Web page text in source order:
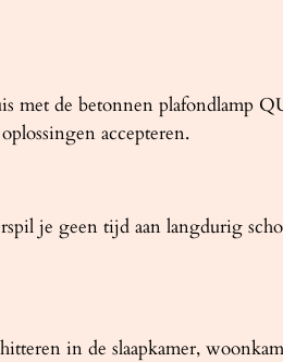
met de betonnen plafondlamp
accepteren.
je geen tijd aan langdurig
in de slaapkamer,